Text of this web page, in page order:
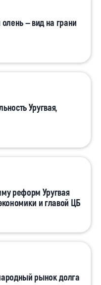
— вид на грани
Уругвая,
реформ Уругвая
и главой ЦБ
рынок долга